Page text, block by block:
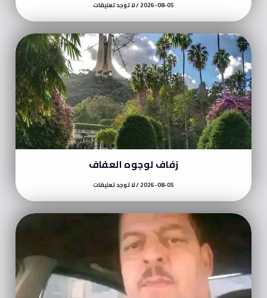
2026-08-05 لا توجد تعليقات
زفاف لوجوه العفاف
2026-08-05 لا توجد تعليقات